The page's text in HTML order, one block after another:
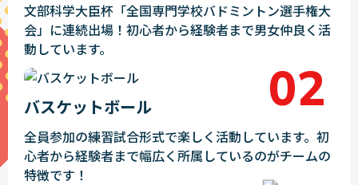
文部科学大臣杯「全国専門学校バドミントン選手権大
会」に連続出場！初心者から経験者まで男女仲良く活
動しています。
バスケットボール
全員参加の練習試合形式で楽しく活動しています。初
心者から経験者まで幅広く所属しているのがチームの
特徴です！